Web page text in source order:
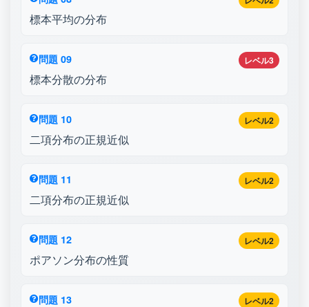
標本平均の分布
レベル3
問題 09
標本分散の分布
レベル2
問題 10
二項分布の正規近似
レベル2
問題 11
二項分布の正規近似
レベル2
問題 12
ポアソン分布の性質
レベル2
問題 13